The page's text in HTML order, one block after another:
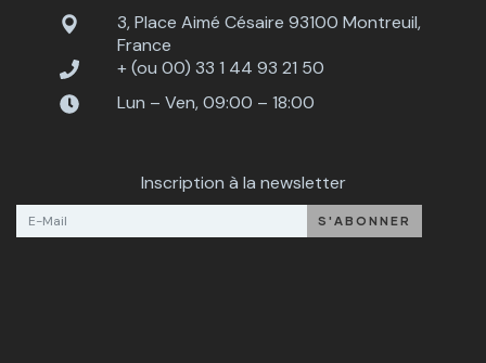
3, Place Aimé Césaire 93100 Montreuil,
France
+ (ou 00) 33 1 44 93 21 50
Lun – Ven, 09:00 – 18:00
Inscription à la newsletter